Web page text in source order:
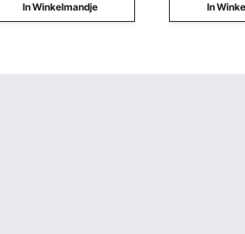
In Winkelmandje In